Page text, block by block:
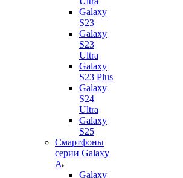
Galaxy
S23
Galaxy
S23
Ultra
Galaxy
S23 Plus
Galaxy
S24
Ultra
Galaxy
S25
Смартфоны
серии Galaxy
A
Galaxy